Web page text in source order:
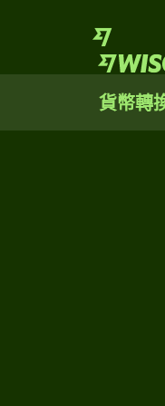
貨幣轉